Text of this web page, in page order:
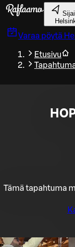
Siirry pääsisältöön
Varaa pöytä
Etusivu
Tämä tapahtuma